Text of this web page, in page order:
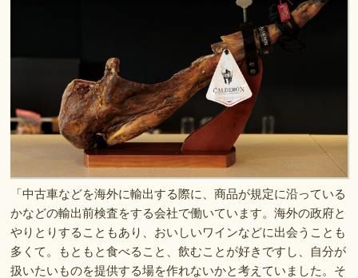
「中古車などを海外に輸出する際に、商品が規定に沿っている
かなどの輸出前検査をする会社で働いています。海外の政府と
やりとりすることもあり、おいしいワインなどに出会うことも
多くて。もともと食べること、飲むことが好きですし、自分が
扱いたいものを提供する場を作れないかと考えていました。そ